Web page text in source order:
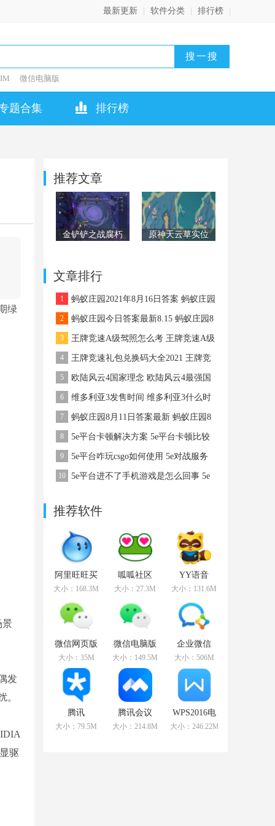
最新更新 软件分类 排行榜
微信电脑版
题合集 排行榜
绿
景
发
。
驱
推荐文章
金铲铲之战腐朽
二关阵容通关攻
略
原神天云草实位
文章排行
1 蚂蚁庄园2021年8月16日答案 蚂蚁庄园
8月16日答案最新
2 蚂蚁庄园今日答案最新8.15 蚂蚁庄园8
月15日答案最新
3 王牌竞速A级驾照怎么考 王牌竞速A级
驾照怎么考
4 王牌竞速礼包兑换码大全2021 王牌竞
速礼包码
5 欧陆风云4国家理念 欧陆风云4最强国
家理念
6 维多利亚3发售时间 维多利亚3什么时
候出
7 蚂蚁庄园8月11日答案最新 蚂蚁庄园8
月11日答案最新
8 5e平台卡顿解决方案 5e平台卡顿比较
严重该怎么办
9 5e平台咋玩csgo如何使用 5e对战服务
平台咋玩csgo
10 5e平台进不了手机游戏是怎么回事 5e
推荐软件
阿里旺旺买
家版
v9.12.12C官
方版
大小：168.3M
呱呱社区
v2.0.0808官
大小：27.3M
YY语音
v8.72.0.1官
大小：131.6M
微信网页版
v2.5.5官方最
新版
大小：35M
微信电脑版
v3.3.5.1000
官方最新版
大小：149.5M
企业微信
v3.1.15.3008
官方PC版
大小：506M
腾讯
TIMv3.3.8.22043
官方版
大小：79.5M
腾讯会议
v2.17.5.410
官方PC版
大小：214.8M
WPS2016电
脑版
v11.1.0.10314
大小：246.22MB